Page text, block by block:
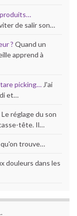
de salir son…
? Quand un
apprend à
picking… J'ai
et…
Le réglage du son
tête. Il…
qu'on trouve…
douleurs dans les